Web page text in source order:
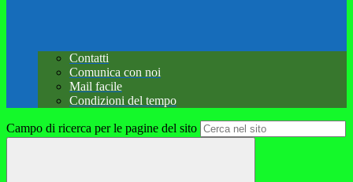
Contatti
Comunica con noi
Mail facile
Condizioni del tempo
Campo di ricerca per le pagine del sito